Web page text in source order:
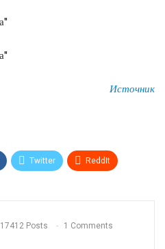
Источник
Twitter ReddIt
17412 Posts 1 Comments